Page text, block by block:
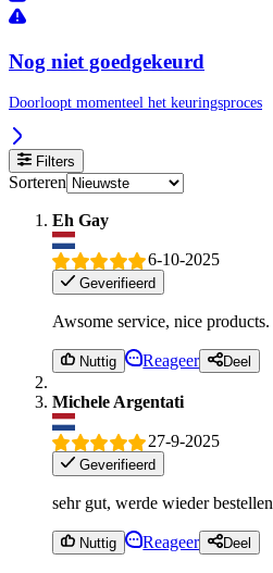
Nog niet goedgekeurd
Doorloopt momenteel het keuringsproces
Filters
Sorteren
Eh Gay
6-10-2025
Geverifieerd
Awsome service, nice products.
Nuttig Reageer Deel
Michele Argentati
27-9-2025
Geverifieerd
sehr gut, werde wieder bestellen
Nuttig Reageer Deel